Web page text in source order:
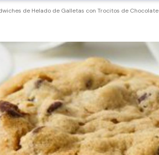
de Helado de Galletas con Trocitos de Chocolate